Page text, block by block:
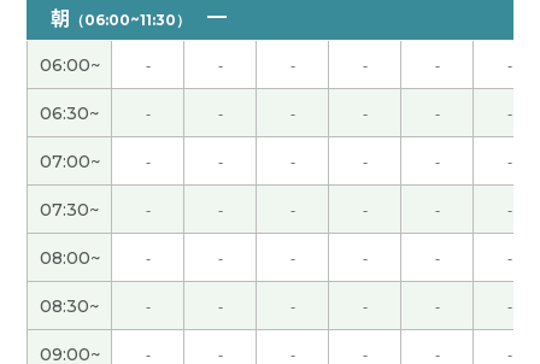
とても優しい。おすすめの先生です
谢谢老师！ 好久不见了 如果在台湾有好工作的话请
告诉我！ 哈哈
( 男性 )
谢谢老师！新年快乐 下次见吧！( 男性 )
谢谢老师！ 这节课也很开心 下次见吧！
同上。谢谢。 ( 40代 女性 )
朝 （06:00~11:30）
06:00~ - - - - - -
06:30~ - - - - - -
07:00~ - - - - - -
07:30~ - - - - - -
08:00~ - - - - - -
08:30~ - - - - - -
09:00~ - - - - - -